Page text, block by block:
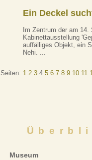
Ein Deckel
Im Zentrum der am
Kabinettausstellung
auffälliges Objekt, ein
Nehi. ...
Seiten: 1 2 3 4 5 6 7 8 9 10 11
Museum